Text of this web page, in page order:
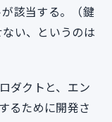
該当する。（鍵
い、というのは
ダクトと、エン
るために開発さ